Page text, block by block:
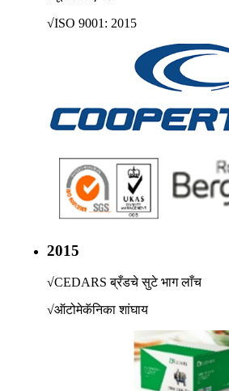
√ISO 9001: 2015
2015
√CEDARS ब्रँडचे सुटे भाग लाँच
√ऑटोमेकॅनिका शांघाय